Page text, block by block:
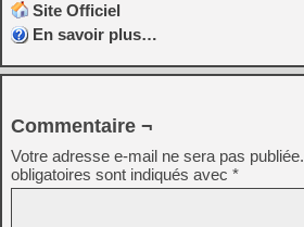
Site Officiel
En savoir plus…
Commentaire ¬
Votre adresse e-mail ne sera pas publiée.
obligatoires sont indiqués avec *